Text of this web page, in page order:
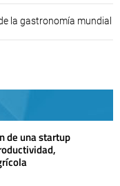
la gastronomía mundial
de una startup